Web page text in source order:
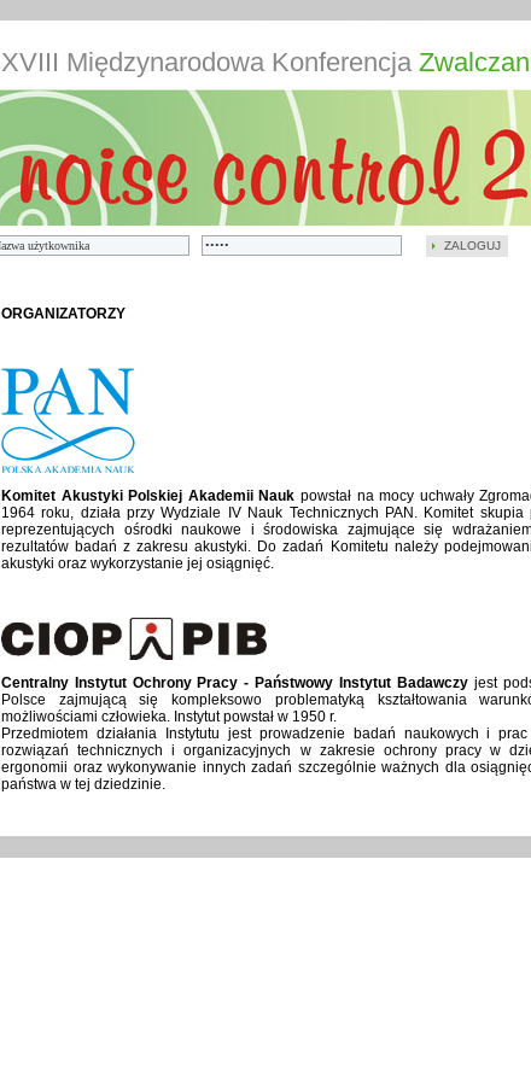
ZALOGUJ
XVIII Międzynarodowa Konferencja
ORGANIZATORZY
Komitet Akustyki Polskiej Akademii Nauk powstał na mocy uchwały
1964 roku, działa przy Wydziale IV Nauk Technicznych PAN. Komitet skupia
reprezentujących ośrodki naukowe i środowiska zajmujące się
rezultatów badań z zakresu akustyki. Do zadań Komitetu należy
akustyki oraz wykorzystanie jej osiągnięć.
Centralny Instytut Ochrony Pracy - Państwowy Instytut Badawczyjest
Polsce zajmującą się kompleksowo problematyką kształtowania
możliwościami człowieka. Instytut powstał w 1950 r.
Przedmiotem działania Instytutu jest prowadzenie badań naukowych i
rozwiązań technicznych i organizacyjnych w zakresie ochrony pracy w
ergonomii oraz wykonywanie innych zadań szczególnie ważnych dla
państwa w tej dziedzinie.